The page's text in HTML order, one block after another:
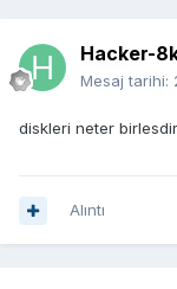
Hacker-
Mesaj tarihi:
diskleri neter
Alıntı